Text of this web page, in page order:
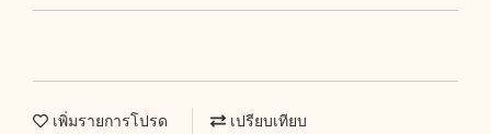
เพิ่มรายการโปรด เปรียบเทียบ